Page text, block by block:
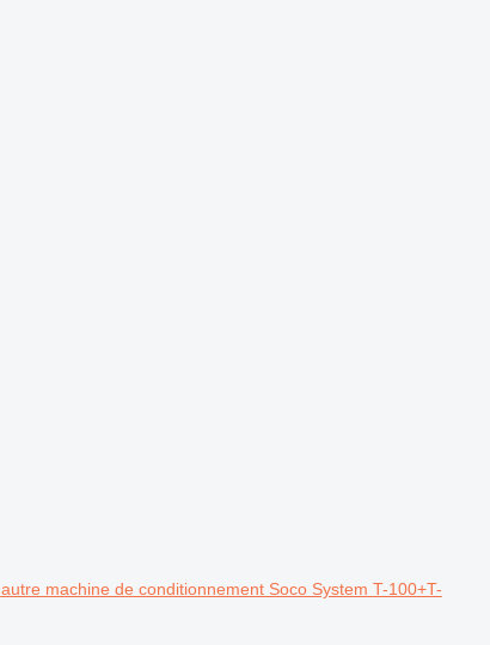
autre machine de conditionnement Soco System T-100+T-